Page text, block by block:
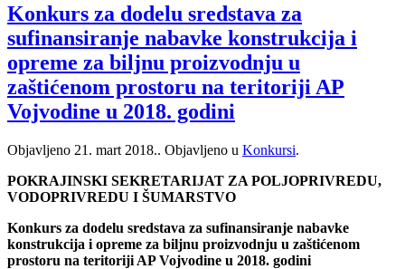
Konkurs za dodelu sredstava za
sufinansiranje nabavke konstrukcija i
opreme za biljnu proizvodnju u
zaštićenom prostoru na teritoriji AP
Vojvodine u 2018. godini
Objavljeno 21. mart 2018.. Objavljeno u Konkursi.
POKRAJINSKI SEKRETARIJAT ZA POLJOPRIVREDU,
VODOPRIVREDU I ŠUMARSTVO
Konkurs za dodelu sredstava za sufinansiranje nabavke
konstrukcija i opreme za biljnu proizvodnju u zaštićenom
prostoru na teritoriji AP Vojvodine u 2018. godini